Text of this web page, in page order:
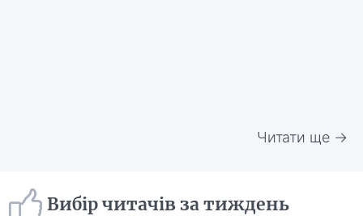
Читати ще →
Вибір читачів за тиждень